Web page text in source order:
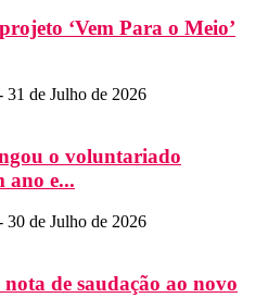
‘Vem Para o Meio’
31 de Julho de 2026
o voluntariado
ano e...
30 de Julho de 2026
de saudação ao novo